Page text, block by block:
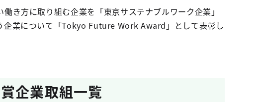
き方に取り組む企業を「東京サステナブルワーク企業」
企業について「Tokyo Future Work Award」として表彰し
企業取組一覧